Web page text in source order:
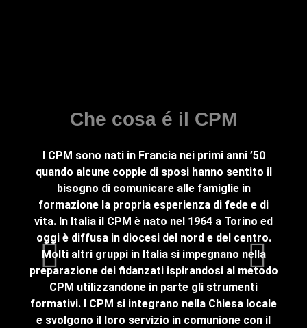
Che cosa é il CPM
I CPM sono nati in Francia nei primi anni ’50
quando alcune coppie di sposi hanno sentito il
bisogno di comunicare alle famiglie in
formazione la propria esperienza di fede e di
vita. In Italia il CPM è nato nel 1964 a Torino ed
oggi è diffusa in diocesi del nord e del centro.
Molti altri gruppi in Italia si impegnano nella
preparazione dei fidanzati ispirandosi al metodo
CPM utilizzandone in parte gli strumenti
formativi. I CPM si integrano nella Chiesa locale
e svolgono il loro servizio in comunione con il